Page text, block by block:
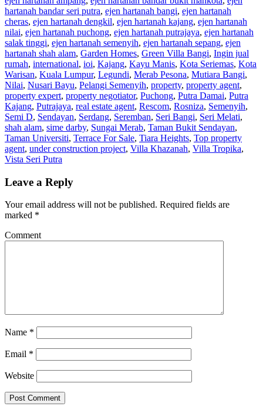
hartanah bandar seri putra, ejen hartanah bangi, ejen hartanah
cheras, ejen hartanah dengkil, ejen hartanah kajang, ejen hartanah
nilai, ejen hartanah puchong, ejen hartanah putrajaya, ejen hartanah
salak tinggi, ejen hartanah semenyih, ejen hartanah sepang, ejen
hartanah shah alam, Garden Homes, Green Villa Bangi, Ingin jual
rumah, international, ioi, Kajang, Kayu Manis, Kota Seriemas, Kota
Warisan, Kuala Lumpur, Legundi, Merab Pesona, Mutiara Bangi,
Nilai, Nusari Bayu, Pelangi Semenyih, property, property agent,
property expert, property negotiator, Puchong, Putra Damai, Putra
Kajang, Putrajaya, real estate agent, Rescom, Rosniza, Semenyih,
Semi D, Sendayan, Serdang, Seremban, Seri Bangi, Seri Melati,
shah alam, sime darby, Sungai Merab, Taman Bukit Sendayan,
Taman Universiti, Terrace For Sale, Tiara Heights, Top property
agent, under construction project, Villa Khazanah, Villa Tropika,
Vista Seri Putra
Leave a Reply
Your email address will not be published. Required fields are
marked *
Comment
Name *
Email *
Website